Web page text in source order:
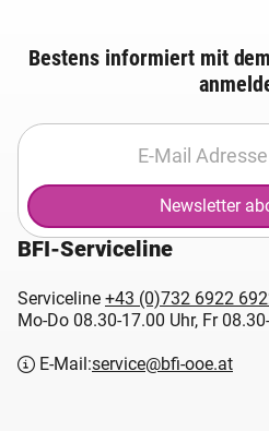
Bestens informiert mit
Newsletter
BFI-Serviceline
Serviceline +43 (0)732 6922
Mo-Do 08.30-17.00 Uhr, Fr
E-Mail:service@bfi-ooe.at